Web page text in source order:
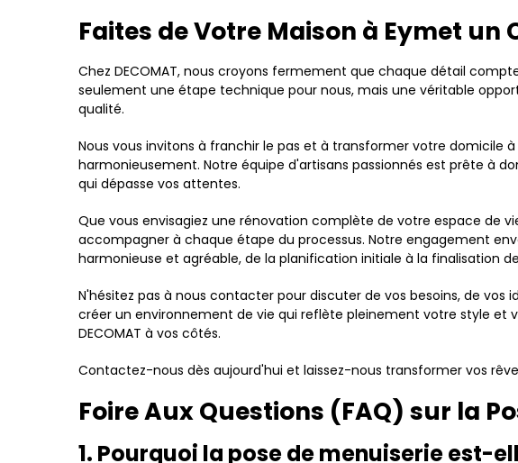
Faites de Votre Maison à Eymet
Chez DECOMAT, nous croyons fermement que chaque détail
seulement une étape technique pour nous, mais une véritable
qualité.
Nous vous invitons à franchir le pas et à transformer votre domicile
harmonieusement. Notre équipe d'artisans passionnés est prête à
qui dépasse vos attentes.
Que vous envisagiez une rénovation complète de votre espace de
accompagner à chaque étape du processus. Notre engagement
harmonieuse et agréable, de la planification initiale à la finalisation
N'hésitez pas à nous contacter pour discuter de vos besoins, de vos
créer un environnement de vie qui reflète pleinement votre style et
DECOMAT à vos côtés.
Contactez-nous dès aujourd'hui et laissez-nous transformer vos
Foire Aux Questions (FAQ) sur la
1. Pourquoi la pose de menuiserie est-